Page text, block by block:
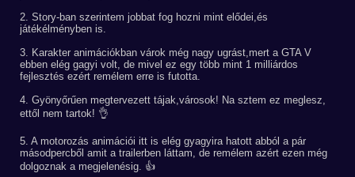
2. Story-ban szerintem jobbat fog hozni mint elődei,és
játékélményben is.
3. Karakter animációkban várok még nagy ugrást,mert a GTA V
ebben elég gagyi volt, de mivel ez egy több mint 1 milliárdos
fejlesztés ezért remélem erre is futotta.
4. Gyönyőrűen megtervezett tájak,városok! Na sztem ez meglesz,
ettől nem tartok! 👌
5. A motorozás animációi itt is elég gyagyira hatott abból a pár
másodpercből amit a trailerben láttam, de remélem azért ezen még
dolgoznak a megjelenésig. 👍